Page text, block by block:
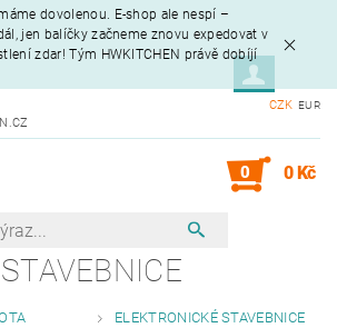
dovolenou. E-shop ale nespí –
jen balíčky začneme znovu expedovat v
zdar! Tým HWKITCHEN právě dobíjí
CZK EUR
0 0 Kč
ELEKTRONICKÉ STAVEBNICE